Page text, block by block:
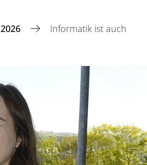
2026
Informatik ist auch